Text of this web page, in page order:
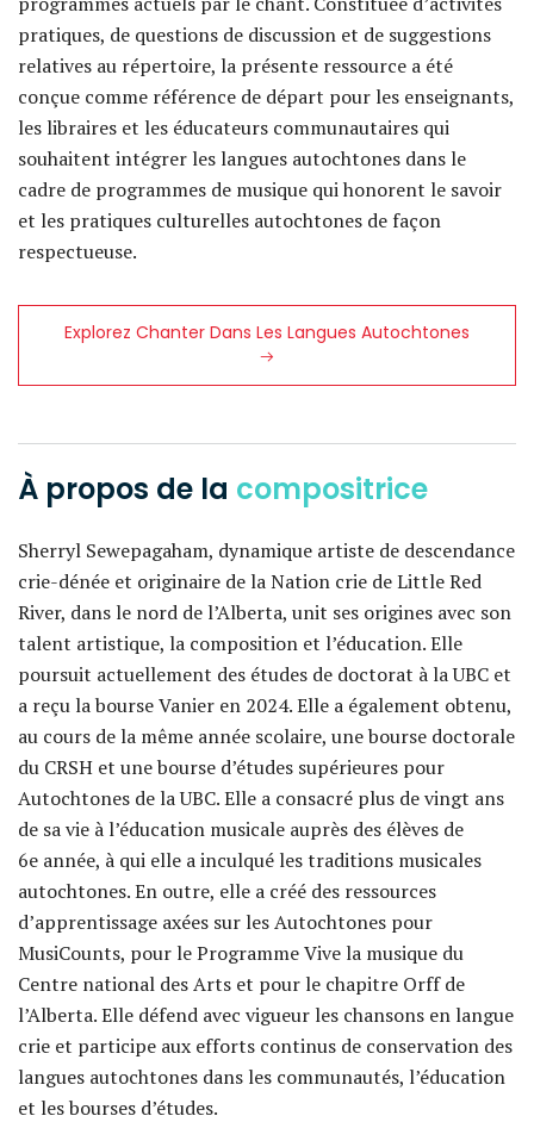
pratiques, de questions de discussion et de suggestions
relatives au répertoire, la présente ressource a été
conçue comme référence de départ pour les enseignants,
les libraires et les éducateurs communautaires qui
souhaitent intégrer les langues autochtones dans le
cadre de programmes de musique qui honorent le savoir
et les pratiques culturelles autochtones de façon
respectueuse.
Explorez Chanter Dans Les Langues Autochtones
À propos de la compositrice
Sherryl Sewepagaham, dynamique artiste de descendance
crie-dénée et originaire de la Nation crie de Little Red
River, dans le nord de l’Alberta, unit ses origines avec son
talent artistique, la composition et l’éducation. Elle
poursuit actuellement des études de doctorat à la UBC et
a reçu la bourse Vanier en 2024. Elle a également obtenu,
au cours de la même année scolaire, une bourse doctorale
du CRSH et une bourse d’études supérieures pour
Autochtones de la UBC. Elle a consacré plus de vingt ans
de sa vie à l’éducation musicale auprès des élèves de
6e année, à qui elle a inculqué les traditions musicales
autochtones. En outre, elle a créé des ressources
d’apprentissage axées sur les Autochtones pour
MusiCounts, pour le Programme Vive la musique du
Centre national des Arts et pour le chapitre Orff de
l’Alberta. Elle défend avec vigueur les chansons en langue
crie et participe aux efforts continus de conservation des
langues autochtones dans les communautés, l’éducation
et les bourses d’études.